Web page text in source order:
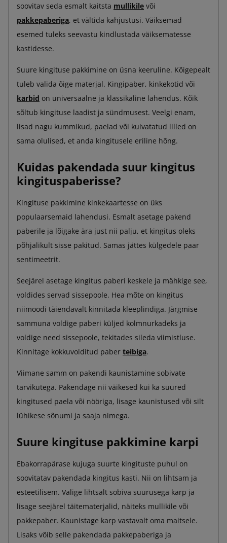
soovitav seda esmalt kaitsta mullikile või
pakkepaberiga, et vältida kahjustusi. Väiksemad
esemed tuleks seevastu kindlustada väiksematesse
kastidesse.
Suure kingituse pakkimine on üsna keeruline. Kõigepealt
tuleb valida õige materjal. Kingipaber, kinkekotid või
karbid on universaalne ja klassikaline lahendus. Kõik
sõltub kingituse laadist ja sündmusest. Veelgi enam,
lisad nagu kummikud, paelad või kuivatatud lilled on
sama olulised, et anda kingitusele eriline hõng.
Kuidas pakendada suur kingitus
kingituspaberisse?
Kingituse pakkimine kinkekaartesse on üks
populaarsemaid lahendusi. Esmalt asetage pakend
paberile ja lõigake ära just nii palju, et kingitus oleks
põhjalikult sisse pakitud. Samas jättes külgedele paar
sentimeetrit.
Seejärel asetage kingitus paberi keskele ja mähkige see,
voldides servad sissepoole. Hea mõte on kingitus
niimoodi täiendavalt kinnitada kleeplindiga. Järgmise
sammuna voldige paberi küljed kolmnurkadeks ja
voldige need sissepoole, tekitades sileda viimistluse.
Kinnitage kokkuvolditud paber teibiga.
Viimane samm on pakendi kaunistamine sobivate
tarvikutega. Pakendage nii väikesed kui ka suured
kingitused paela või nööriga, lisage kaunistused või silt
lühikese sõnumi ja saaja nimega.
Suure kingituse pakkimine karpi
Ebakorrapärase kujuga suurte kingituste puhul on
soovitatav pakendada kingitus kasti. Nii on lihtsam ja
esteetilisem. Valige lihtsalt sobiva suurusega karp ja
lisage seejärel täitematerjalid, näiteks mullikile või
pakkepaber. Kaunistage karp vastavalt oma maitsele.
Lisaks võib selle pakendada pakkepaberiga ja